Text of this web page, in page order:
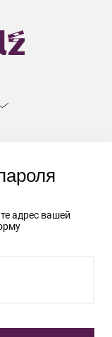
адрес вашей